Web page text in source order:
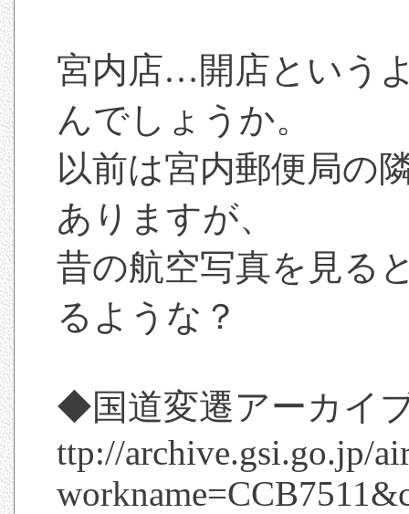
宮内店…開店という
んでしょうか。
以前は宮内郵便局の
ありますが、
昔の航空写真を見る
るような？
◆国道変遷アーカイ
ttp://archive.gsi.go.jp/